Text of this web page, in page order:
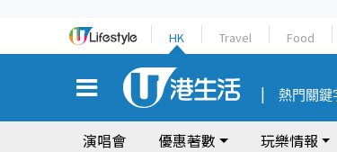
HK Travel Food
熱門關鍵
演唱會 優惠著數 玩樂情報